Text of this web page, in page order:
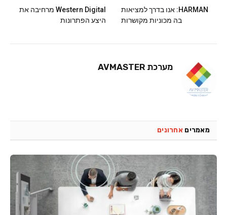
HARMAN: אנו בדרך למציאות
בה מכוניות מקושרות
Western Digital מרחיבה את
היצע הפתרונות
מערכת AVMASTER
מאמרים אחרונים